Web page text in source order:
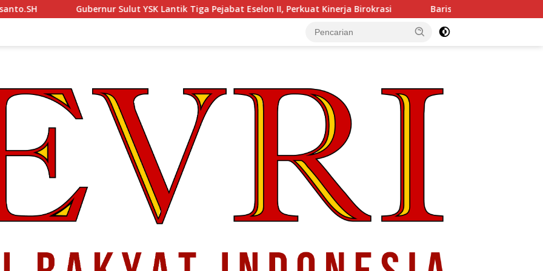
Sulut YSK Lantik Tiga Pejabat Eselon II, Perkuat Kinerja Birokrasi Barisan Pembaharuan 08: Kabinet Bayangan